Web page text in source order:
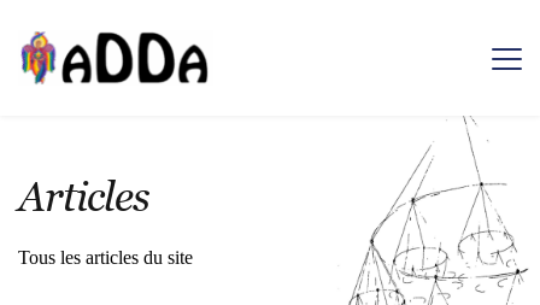
contenu
Articles
Tous les articles du site